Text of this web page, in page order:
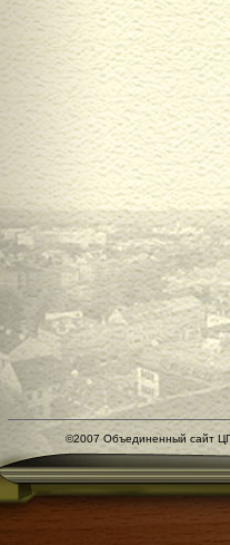
©2007 Объединенный сайт